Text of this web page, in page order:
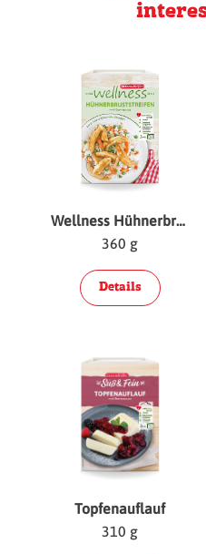
Wellness Hühnerbruststreifen
360 g
Details
Topfenauflauf
310 g